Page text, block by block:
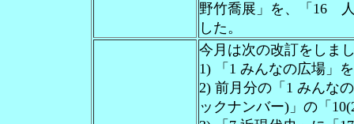
野竹喬展」を、「16
した。
今月は次の改訂をしま
1) 「1 みんなの広場」
2) 前月分の「1 みんな
ックナンバー)」の「